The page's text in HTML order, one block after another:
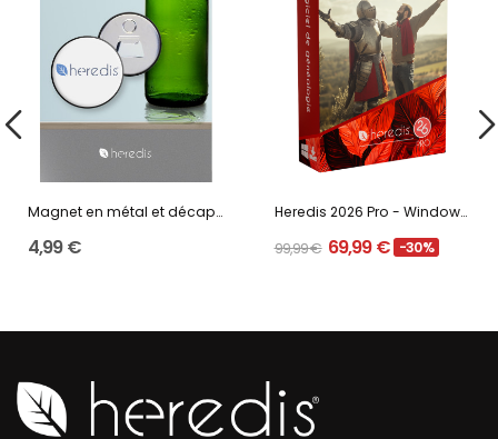
Magnet en métal et décapsuleur Heredis
4,99 €
Heredis 2026 Pro - Windows - Mise à niveau
99,99 € 69,99 € -30%